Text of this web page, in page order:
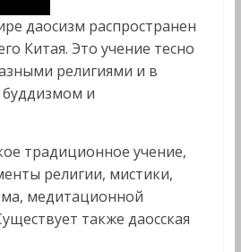
даосизм распространен
Китая. Это учение тесно
религиями и в
и
традиционное учение,
религии, мистики,
медитационной
также даосская